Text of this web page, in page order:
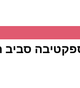
סביב